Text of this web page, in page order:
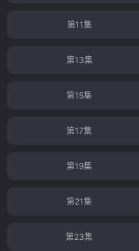
第11集
第13集
第15集
第17集
第19集
第21集
第23集